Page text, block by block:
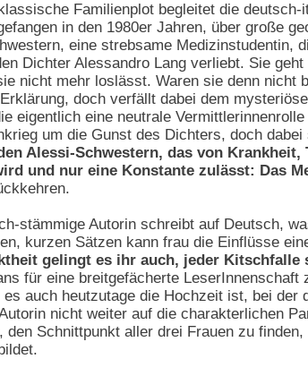
Familienplot begleitet die
in den 1980er Jahren, über große
eine strebsame Medizinstudentin,
Dichter Alessandro Lang verliebt. Sie
nicht mehr loslässt. Waren sie denn nicht
doch verfällt dabei dem
eigentlich eine neutrale
um die Gunst des Dichters, doch
Alessi-Schwestern, das von
und nur eine Konstante zulässt: Das
stämmige Autorin schreibt auf Deutsch,
kurzen Sätzen kann frau die Einflüsse
gelingt es ihr auch, jeder Kitschfalle
für eine breitgefächerte
es auch heutzutage die Hochzeit ist, bei
nicht weiter auf die charakterlichen
den Schnittpunkt aller drei Frauen zu